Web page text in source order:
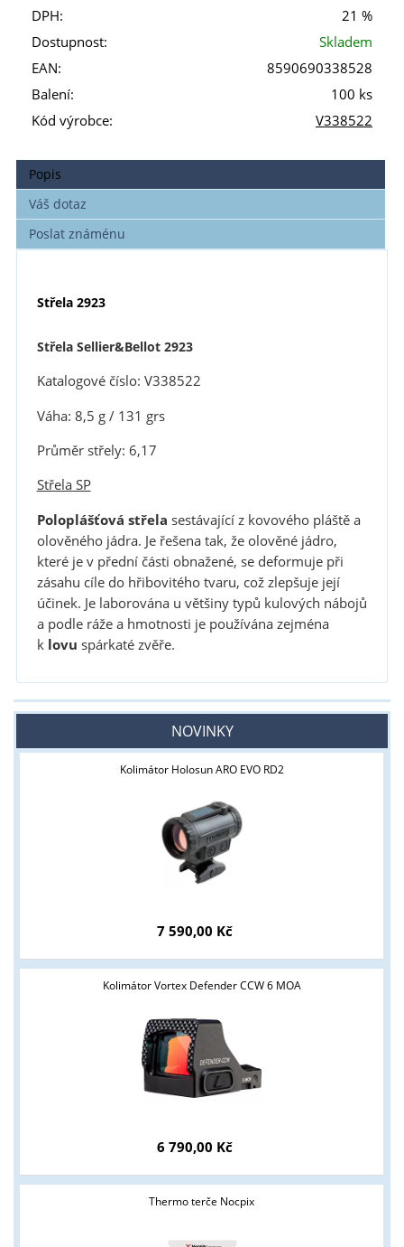
DPH:
21 %
Dostupnost:
Skladem
EAN:
8590690338528
Balení:
100 ks
Kód výrobce:
V338522
Popis
Váš dotaz
Poslat známénu
Střela 2923
Střela Sellier&Bellot 2923
Katalogové číslo: V338522
Váha: 8,5 g / 131 grs
Průměr střely: 6,17
Střela SP
Poloplášťová střela sestávající z kovového pláště a
olověného jádra. Je řešena tak, že olověné jádro,
které je v přední části obnažené, se deformuje při
zásahu cíle do hřibovitého tvaru, což zlepšuje její
účinek. Je laborována u většiny typů kulových nábojů
a podle ráže a hmotnosti je používána zejména
k lovu spárkaté zvěře.
NOVINKY
Kolimátor Holosun ARO EVO RD2
7 590,00 Kč
Kolimátor Vortex Defender CCW 6 MOA
6 790,00 Kč
Thermo terče Nocpix